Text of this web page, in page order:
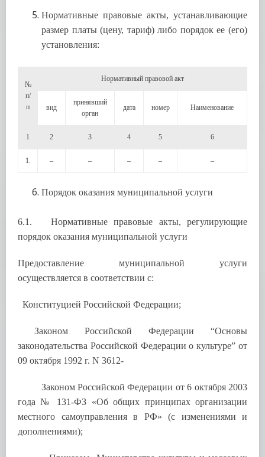
Нормативные правовые акты, устанавливающие
размер платы (цену, тариф) либо порядок ее (его)
установления:
№
п/
п
Нормативный правовой акт
вид
принявший
орган
дата номер Наименование
1 2 3 4 5 6
1. – – – – –
Порядок оказания муниципальной услуги
6.1. Нормативные правовые акты, регулирующие
порядок оказания муниципальной услуги
Предоставление муниципальной услуги
осуществляется в соответствии с:
Конституцией Российской Федерации;
Законом Российской Федерации “Основы
законодательства Российской Федерации о культуре” от
09 октября 1992 г. N 3612-
Законом Российской Федерации от 6 октября 2003
года № 131-ФЗ «Об общих принципах организации
местного самоуправления в РФ» (с изменениями и
дополнениями);